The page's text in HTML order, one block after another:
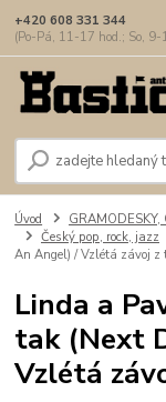
+420 608 331 344
(Po-Pá, 11-17 hod.; So, 9-
Úvod
Český pop, rock, jazz
An Angel) / Vzlétá závoj z
Linda a
tak (Next
Vzlétá